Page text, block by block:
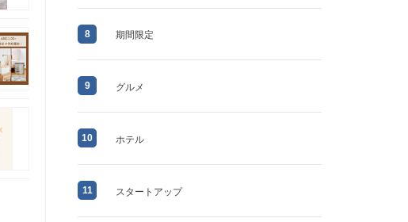
8 期間限定
9 グルメ
10 ホテル
11 スタートアップ